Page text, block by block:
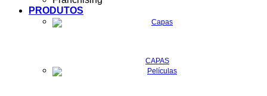
PRODUTOS
CAPAS